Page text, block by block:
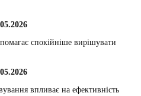
спокійніше вирішувати
впливає на ефективність